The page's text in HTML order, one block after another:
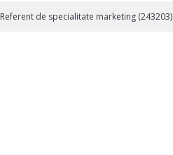
Referent de specialitate marketing (243203)